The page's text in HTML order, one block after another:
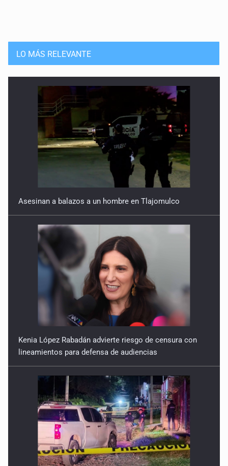
LO MÁS RELEVANTE
Asesinan a balazos a un hombre en Tlajomulco
Kenia López Rabadán advierte riesgo de censura con
lineamientos para defensa de audiencias